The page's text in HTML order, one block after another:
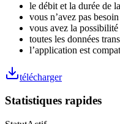
le débit et la durée de
vous n’avez pas
vous avez la
toutes les données
l’application est
télécharger
Statistiques rapides